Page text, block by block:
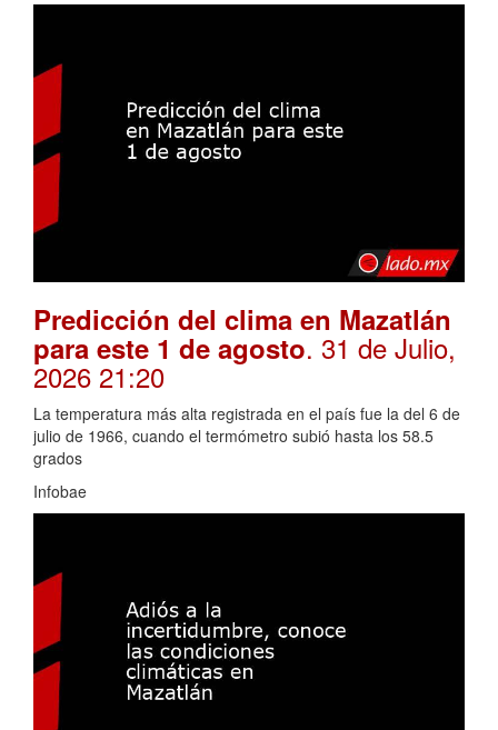
Predicción del clima en Mazatlán
para este 1 de agosto. 31 de Julio,
2026 21:20
La temperatura más alta registrada en el país fue la del 6 de
julio de 1966, cuando el termómetro subió hasta los 58.5
grados
Infobae